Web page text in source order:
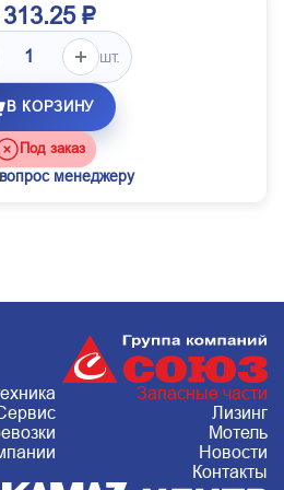
₽
шт.
В КОРЗИНУ
Под заказ
менеджеру
Запасные части
Лизинг
Мотель
Новости
Контакты